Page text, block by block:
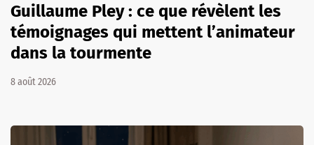
Guillaume Pley : ce que révèlent les
témoignages qui mettent l’animateur
dans la tourmente
8 août 2026